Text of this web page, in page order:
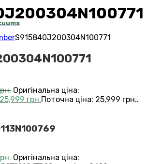
Оригінальна ціна:
25,999 грн.Поточна ціна: 25,999 грн..
Оригінальна ціна:
S915840J200304N100771